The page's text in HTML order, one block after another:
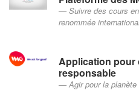
Suivre des cours
renommée
Application pour
responsable
Agir pour la